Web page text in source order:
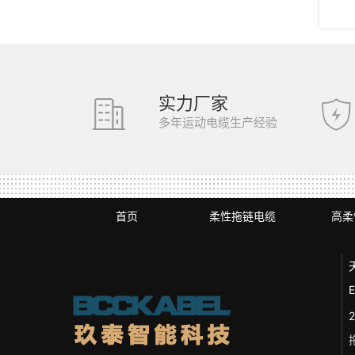
实力厂家
多年运动电缆生产经验
首页 柔性拖链电缆 高